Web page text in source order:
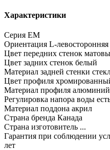
Характеристики
Серия EM
Ориентация L-левосторонняя
Цвет передних стенок
Цвет задних стенок белый
Материал задней стенки
Цвет профиля
Материал профиля алюминий
Регулировка напора воды
Материал поддона акрил
Страна бренда Канада
Страна изготовитель ...
Гарантия при соблюдении
лет